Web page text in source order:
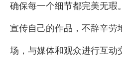
确保每一个细节都完美无瑕
宣传自己的作品，不辞辛劳
场，与媒体和观众进行互动